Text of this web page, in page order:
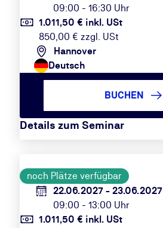
09:00 - 16:30 Uhr
1.011,50 € inkl. USt
850,00 € zzgl. USt
Hannover
Deutsch
Details zum Seminar
BUCHEN
noch Plätze verfügbar
22.06.2027 - 23.06.2027
09:00 - 13:00 Uhr
1.011,50 € inkl. USt